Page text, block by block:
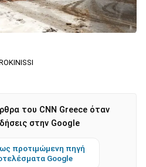
του CNN Greece όταν
στην Google
προτιμώμενη πηγή
Google